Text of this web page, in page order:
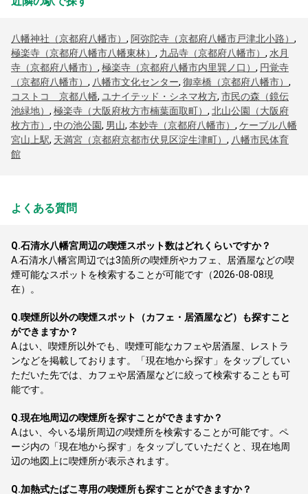
八幡神社（京都府八幡市） , 阿弥陀寺（京都府八幡市戸津北小路） ,
極楽寺（京都府八幡市八幡東林） , 九品寺（京都府八幡市） , 水月
寺（京都府八幡市） , 極楽寺（京都府八幡市内里巽ノ口） , 円覚寺
（京都府八幡市） , 八幡市文化センター, 御幸橋（京都府八幡市） ,
コストコ 京都八幡, ユナイテッド・シネマ枚方, 市民の森（鏡伝
池緑地） , 極楽寺（大阪府枚方市楠葉面取町） , 北山公園（大阪府
枚方市） , 中の池公園, 男山, 本妙寺（京都府八幡市） , ケーブル八幡
宮山上駅, 天満宮（京都府京都市伏見区淀生津町） , 八幡市民体育
館
よくある質問
Q.石清水八幡宮周辺の喫煙スポット数はどれくらいですか？
A.石清水八幡宮周辺では3箇所の喫煙所やカフェ、居酒屋などの喫
煙可能なスポットを検索することが可能です（2026-08-08現
在）。
Q.喫煙所以外の喫煙スポット（カフェ・居酒屋など）も探すこと
ができますか？
A. はい、喫煙所以外でも、喫煙可能なカフェや居酒屋、レストラ
ンなどを掲載しております。「現在地から探す」をタップしてい
ただいた先では、カフェや居酒屋などに絞って検索することも可
能です。
Q.現在地周辺の喫煙所を探すことができますか？
A. はい、今いる場所周辺の喫煙所を検索することが可能です。ペ
ージ内の「現在地から探す」をタップしていただくと、現在地周
辺の地図上に喫煙所が表示されます。
Q.加熱式たばこ専用の喫煙所も探すことができますか？